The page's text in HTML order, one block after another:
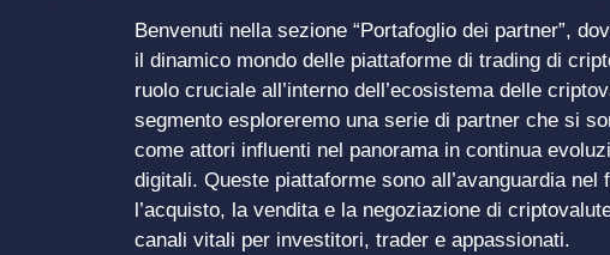
Benvenuti nella sezione “Portafoglio dei partner”,
il dinamico mondo delle piattaforme di trading di
ruolo cruciale all’interno dell’ecosistema delle
segmento esploreremo una serie di partner che si
come attori influenti nel panorama in continua
digitali. Queste piattaforme sono all’avanguardia nel
l’acquisto, la vendita e la negoziazione di
canali vitali per investitori, trader e appassionati.